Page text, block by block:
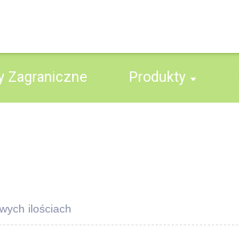
Zagraniczne Produkty
ilościach